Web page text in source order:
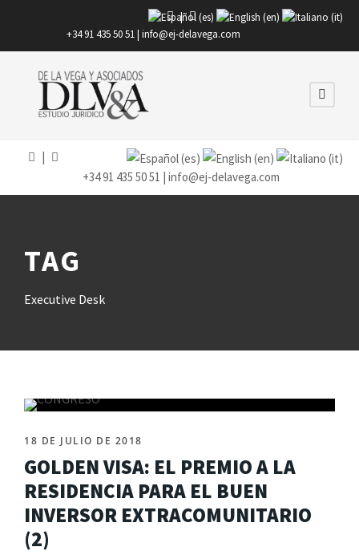
|
+34 91 435 50 51 | info@ej-delavega.com
+34 91 435 50 51 | info@ej-delavega.com
TAG
Executive Desk
18 DE JULIO DE 2018
GOLDEN VISA: EL PREMIO A LA
RESIDENCIA PARA EL BUEN
INVERSOR EXTRACOMUNITARIO
(2)